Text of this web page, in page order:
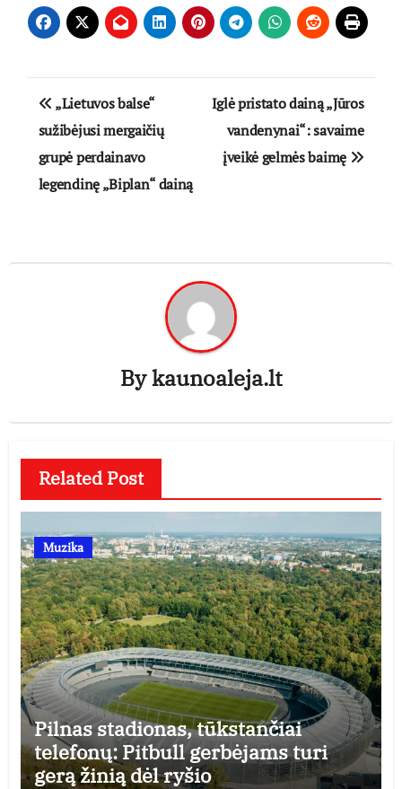
Navigacija
tarp
įrašų
„Lietuvos balse“
sužibėjusi mergaičių
grupė perdainavo
legendinę „Biplan“ dainą
Iglė pristato dainą „Jūros
vandenynai“: savaime
įveikė gelmės baimę
Bykaunoaleja.lt
Related Post
Muzika
Pilnas stadionas, tūkstančiai
telefonų: Pitbull gerbėjams turi
gerą žinią dėl ryšio